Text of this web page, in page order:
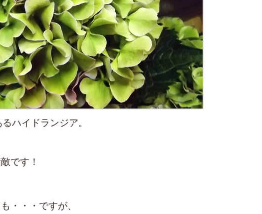
ハイドランジア。
です！
・・・ですが、